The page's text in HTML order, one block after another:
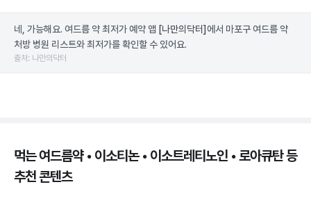
네, 가능해요. 여드름 약 최저가 예약 앱 [나만의닥터] 에서 마포구 여드름 약
처방 병원 리스트와 최저가를 확인할 수 있어요.
출처: 나만의닥터
먹는 여드름약 • 이소티논 • 이소트레티노인 • 로아큐탄 등
추천 콘텐츠